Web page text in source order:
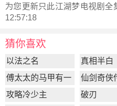
为您更新只此江湖梦电视剧全
12:57:18
猜你喜欢
以法之名 真相半白
傅太太的马甲有一
点多
仙剑奇侠
攻略冷少主
破刃